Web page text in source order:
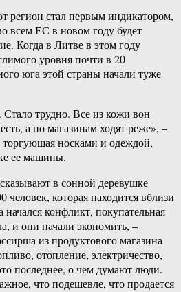
регион стал первым индикатором,
всем ЕС в новом году будет
Когда в Литве в этом году
уровня почти в 20
юга этой страны начали туже
трудно. Все из кожи вон
а по магазинам ходят реже», –
торгующая носками и одеждой,
ее машины.
в сонной деревушке
человек, которая находится вблизи
конфликт, покупательная
и они начали экономить, –
из продуктового магазина
отопление, электричество,
последнее, о чем думают люди.
что подешевле, что продается